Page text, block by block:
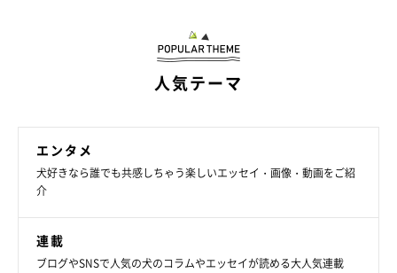
人気テーマ
エンタメ
犬好きなら誰でも共感しちゃう楽しいエッセイ・画像・動画をご紹
介
連載
ブログやSNSで人気の犬のコラムやエッセイが読める大人気連載